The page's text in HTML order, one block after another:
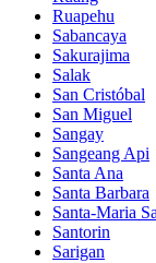
Ruapehu
Sabancaya
Sakurajima
Salak
San Cristóbal
San Miguel
Sangay
Sangeang Api
Santa Ana
Santa Barbara
Santa-Maria
Santorin
Sarigan